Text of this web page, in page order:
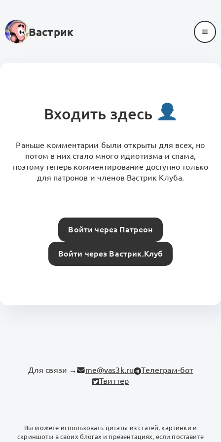
Вастрик ≡
Входить здесь
Раньше комментарии были открыты для всех, но
потом в них стало много идиотизма и спама,
поэтому теперь комментирование доступно только
для патронов и членов Вастрик Клуба.
Войти через Патреон
Войти через Вастрик.Клуб
Для связи → me@vas3k.ru
Телеграм-бот
Твиттер
Вы можете использовать цитаты из статей, картинки и
скриншоты в своих блогах и презентациях, если поставите